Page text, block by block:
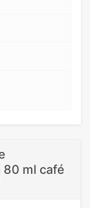
80 ml café